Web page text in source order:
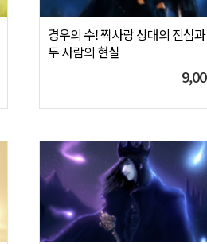
경우의 수! 짝사랑 상대의 진심과
두 사람의 현실